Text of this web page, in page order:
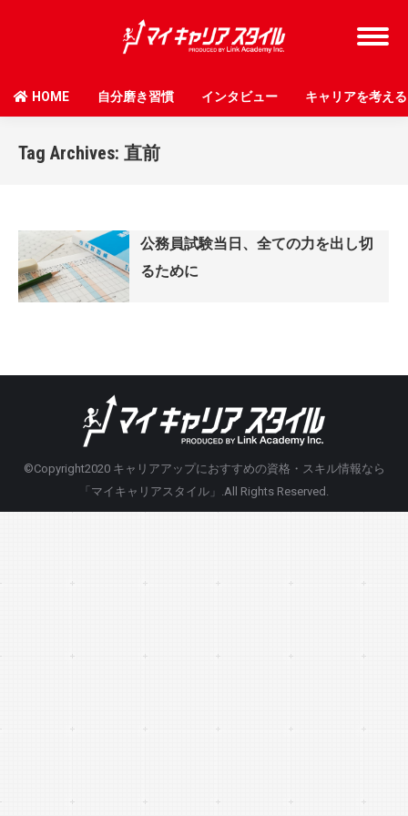
HOME 自分磨き習慣 インタビュー キャリアを考える
Tag Archives: 直前
公務員試験当日、全ての力を出し切
るために
©Copyright2020 キャリアアップにおすすめの資格・スキル情報なら
「マイキャリアスタイル」 .All Rights Reserved.